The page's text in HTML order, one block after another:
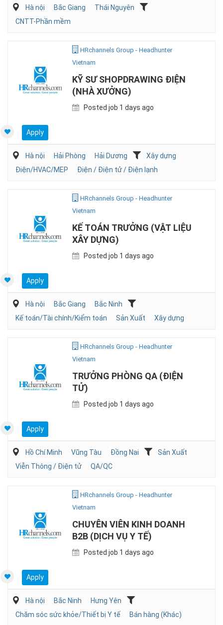
Hà nội Bắc Giang
Thái Nguyên
CNTT-Phần mềm
HRchannels Group - Headhunter
Vietnam
KỸ SƯ SHOPDRAWING ĐIỆN
(NHÀ XƯỞNG)
Posted job 1 days ago
Apply
Hà nội Hải Phòng Hải Dương
Xây dựng
Điện/HVAC/MEP
Điện / Điện tử / Điện lạnh
HRchannels Group - Headhunter
Vietnam
KẾ TOÁN TRƯỞNG (VẬT LIỆU
XÂY DỰNG)
Posted job 1 days ago
Apply
Hà nội Bắc Giang
Bắc Ninh
Kế toán/Tài chính/Kiểm toán
Sản Xuất Xây dựng
HRchannels Group - Headhunter
Vietnam
TRƯỞNG PHÒNG QA (ĐIỆN
TỬ)
Posted job 1 days ago
Apply
Hồ Chí Minh Vũng Tàu Đồng Nai
Sản Xuất
Viễn Thông / Điện tử
QA/QC
HRchannels Group - Headhunter
Vietnam
CHUYÊN VIÊN KINH DOANH
B2B (DỊCH VỤ Y TẾ)
Posted job 1 days ago
Apply
Hà nội Bắc Ninh
Hưng Yên
Chăm sóc sức khỏe/Thiết bị Y tế
Bán hàng (Khác)